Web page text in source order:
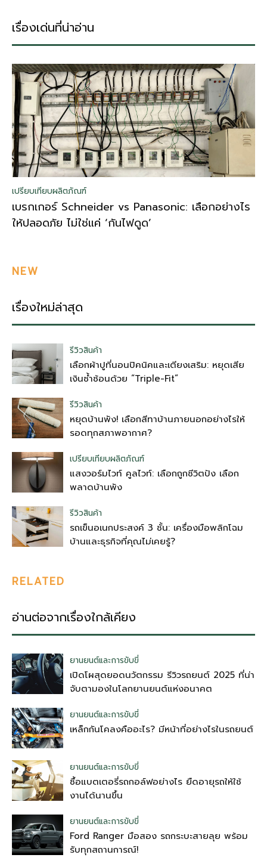
เรื่องเด่นที่น่าอ่าน
เปรียบเทียบผลิตภัณฑ์
เบรกเกอร์ Schneider vs Panasonic: เลือกอย่างไร
ให้ปลอดภัย ไม่ใช่แค่ ‘กันไฟดูด’
NEW
เรื่องใหม่ล่าสุด
รีวิวสินค้า
เลือกผ้าปูที่นอนปิคนิคและเตียงเสริม: หยุดเสีย
เงินซ้ำซ้อนด้วย “Triple-Fit”
รีวิวสินค้า
หยุดบ้านพัง! เลือกสีทาบ้านภายนอกอย่างไรให้
รอดทุกสภาพอากาศ?
เปรียบเทียบผลิตภัณฑ์
แสงวอร์มไวท์ คูลไวท์: เลือกถูกชีวิตปัง เลือก
พลาดบ้านพัง
รีวิวสินค้า
รถเข็นอเนกประสงค์ 3 ชั้น: เครื่องมือพลิกโฉม
บ้านและธุรกิจที่คุณไม่เคยรู้?
RELATED
อ่านต่อจากเรื่องใกล้เคียง
ยานยนต์และการขับขี่
เปิดโผสุดยอดนวัตกรรม รีวิวรถยนต์ 2025 ที่น่า
จับตามองในโลกยานยนต์แห่งอนาคต
ยานยนต์และการขับขี่
เหล็กกันโคลงคืออะไร? มีหน้าที่อย่างไรในรถยนต์
ยานยนต์และการขับขี่
ซื้อแบตเตอรี่รถกอล์ฟอย่างไร ยืดอายุรถให้ใช้
งานได้นานขึ้น
ยานยนต์และการขับขี่
Ford Ranger มือสอง รถกระบะสายลุย พร้อม
รับทุกสถานการณ์!